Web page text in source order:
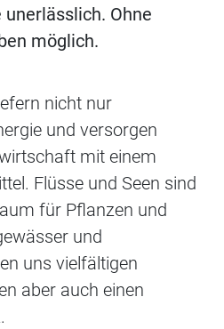
unerlässlich. Ohne
möglich.
nicht nur
und versorgen
mit einem
Flüsse und Seen sind
für Pflanzen und
und
uns vielfältigen
aber auch einen